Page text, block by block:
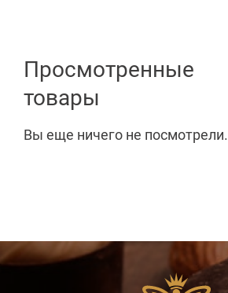
Просмотренные
товары
Вы еще ничего не посмотрели.